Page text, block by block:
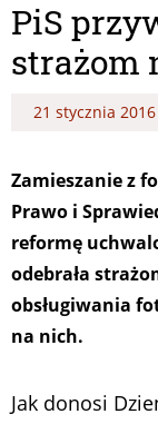
PiS
strażom
21 stycznia 2016
Zamieszanie z
Prawo i
reformę
odebrała
obsługiwania
na nich.
Jak donosi